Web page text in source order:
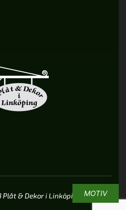
MOTIV
& Dekor i Linköping AB